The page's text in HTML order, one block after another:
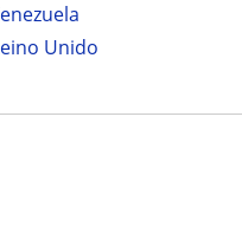
Venezuela
Reino Unido